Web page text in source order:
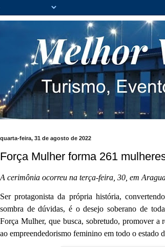
quarta-feira, 31 de agosto de 2022
Força Mulher forma 261
A cerimônia ocorreu na terça-feira, 30, em
Ser protagonista da própria história,
sombra de dúvidas, é o desejo soberano de
Força Mulher, que busca, sobretudo, promover a
ao empreendedorismo feminino em todo o estado